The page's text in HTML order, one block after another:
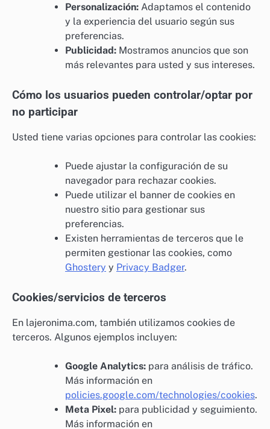
Personalización: Adaptamos el contenido
y la experiencia del usuario según sus
preferencias.
Publicidad: Mostramos anuncios que son
más relevantes para usted y sus intereses.
Cómo los usuarios pueden controlar/optar por
no participar
Usted tiene varias opciones para controlar las cookies:
Puede ajustar la configuración de su
navegador para rechazar cookies.
Puede utilizar el banner de cookies en
nuestro sitio para gestionar sus
preferencias.
Existen herramientas de terceros que le
permiten gestionar las cookies, como
Ghostery y Privacy Badger.
Cookies/servicios de terceros
En lajeronima.com, también utilizamos cookies de
terceros. Algunos ejemplos incluyen:
Google Analytics: para análisis de tráfico.
Más información en
policies.google.com/technologies/cookies.
Meta Pixel: para publicidad y seguimiento.
Más información en